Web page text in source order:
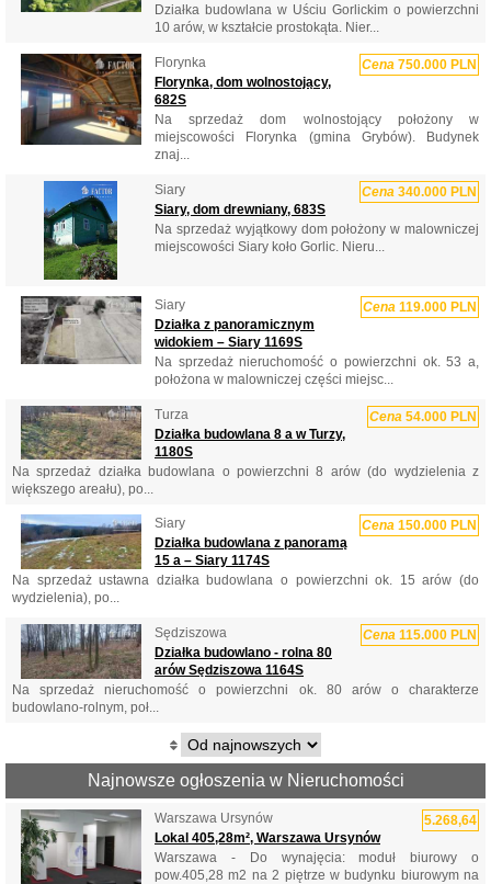
Działka budowlana w Uściu Gorlickim o powierzchni
10 arów, w kształcie prostokąta. Nier...
Florynka Cena 750.000 PLN
Florynka, dom wolnostojący,
682S
Na sprzedaż dom wolnostojący położony w
miejscowości Florynka (gmina Grybów). Budynek
znaj...
Siary Cena 340.000 PLN
Siary, dom drewniany, 683S
Na sprzedaż wyjątkowy dom położony w malowniczej
miejscowości Siary koło Gorlic. Nieru...
Siary Cena 119.000 PLN
Działka z panoramicznym
widokiem – Siary 1169S
Na sprzedaż nieruchomość o powierzchni ok. 53 a,
położona w malowniczej części miejsc...
Turza Cena 54.000 PLN
Działka budowlana 8 a w Turzy,
1180S
Na sprzedaż działka budowlana o powierzchni 8 arów (do wydzielenia z
większego areału), po...
Siary Cena 150.000 PLN
Działka budowlana z panoramą
15 a – Siary 1174S
Na sprzedaż ustawna działka budowlana o powierzchni ok. 15 arów (do
wydzielenia), po...
Sędziszowa Cena 115.000 PLN
Działka budowlano - rolna 80
arów Sędziszowa 1164S
Na sprzedaż nieruchomość o powierzchni ok. 80 arów o charakterze
budowlano-rolnym, poł...
Najnowsze ogłoszenia w Nieruchomości
5.268,64
Warszawa Ursynów
Lokal 405,28m², Warszawa Ursynów
Warszawa - Do wynajęcia: moduł biurowy o
pow.405,28 m2 na 2 piętrze w budynku biurowym na